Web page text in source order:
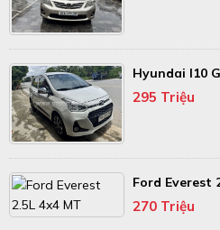
Hyundai I10
295 Triệu
Ford Everest
270 Triệu